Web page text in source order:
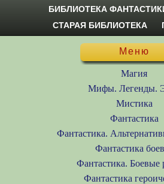
БИБЛИОТЕКА
СТАРАЯ БИБЛИОТЕКА
Меню
Магия
Мифы. Легенды.
Мистика
Фантастика
Фантастика.
Фантастика
Фантастика. Боевые
Фантастика